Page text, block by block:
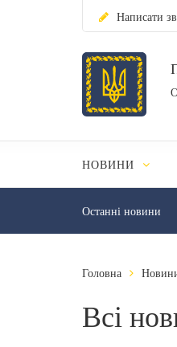
Написати
НОВИНИ
Останні новини
Головна
Всі